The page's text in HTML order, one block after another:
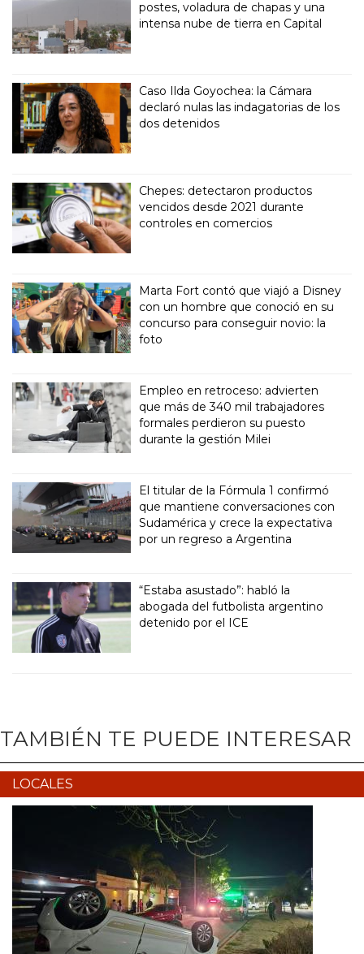
postes, voladura de chapas y una
intensa nube de tierra en Capital
Caso Ilda Goyochea: la Cámara
declaró nulas las indagatorias de los
dos detenidos
Chepes: detectaron productos
vencidos desde 2021 durante
controles en comercios
Marta Fort contó que viajó a Disney
con un hombre que conoció en su
concurso para conseguir novio: la
foto
Empleo en retroceso: advierten
que más de 340 mil trabajadores
formales perdieron su puesto
durante la gestión Milei
El titular de la Fórmula 1 confirmó
que mantiene conversaciones con
Sudamérica y crece la expectativa
por un regreso a Argentina
“Estaba asustado”: habló la
abogada del futbolista argentino
detenido por el ICE
TAMBIÉN TE PUEDE INTERESAR
LOCALES